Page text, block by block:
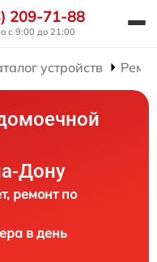
209-71-88
с 9:00 до 21:00
устройств
Дону
ремонт по
в день